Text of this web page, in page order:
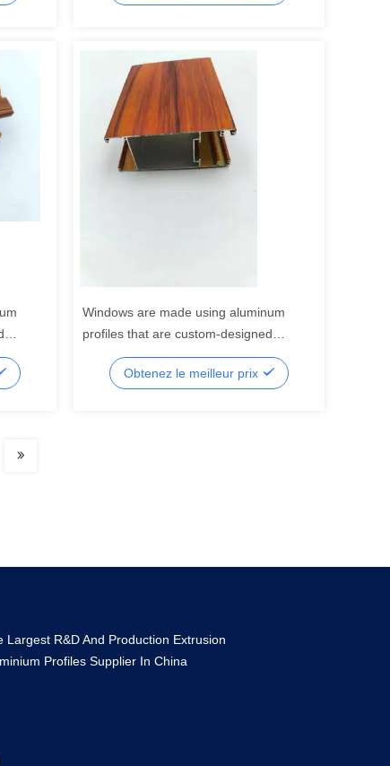
Windows are made using aluminum
profiles that are custom-designed
through extrusion.
Obtenez le meilleur prix
Largest R&D And Production Extrusion
Profiles Supplier In China